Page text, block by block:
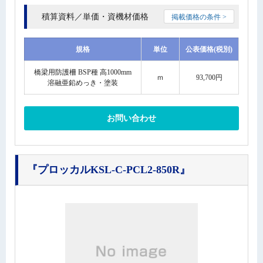
積算資料／単価・資機材価格 掲載価格の条件 >
規格 単位 公表価格(税別)
橋梁用防護柵 BSP種 高1000mm
溶融亜鉛めっき・塗装
ｍ 93,700円
お問い合わせ
『プロッカルKSL-C-PCL2-850R』